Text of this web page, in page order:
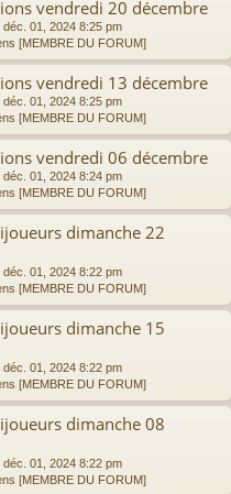
vendredi 20 décembre
déc. 01, 2024 8:25 pm
[MEMBRE DU FORUM]
vendredi 13 décembre
déc. 01, 2024 8:25 pm
[MEMBRE DU FORUM]
vendredi 06 décembre
déc. 01, 2024 8:24 pm
[MEMBRE DU FORUM]
dimanche 22
déc. 01, 2024 8:22 pm
[MEMBRE DU FORUM]
dimanche 15
déc. 01, 2024 8:22 pm
[MEMBRE DU FORUM]
dimanche 08
déc. 01, 2024 8:22 pm
[MEMBRE DU FORUM]